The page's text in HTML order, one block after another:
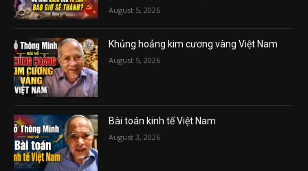
August 5, 2026
Khủng hoảng kim cương vàng Việt Nam
August 5, 2026
Bài toán kinh tế Việt Nam
August 3, 2026